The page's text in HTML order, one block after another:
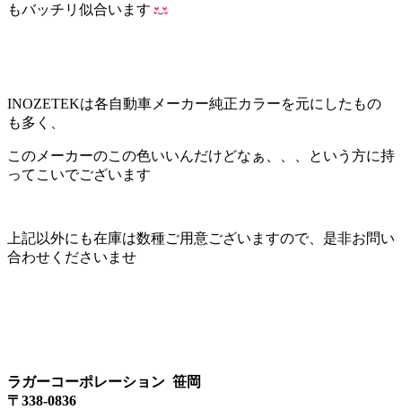
もバッチリ似合います
INOZETEKは各自動車メーカー純正カラーを元にしたもの
も多く、
このメーカーのこの色いいんだけどなぁ、、、という方に持
ってこいでございます
上記以外にも在庫は数種ご用意ございますので、是非お問い
合わせくださいませ
ラガーコーポレーション 笹岡
〒338-0836